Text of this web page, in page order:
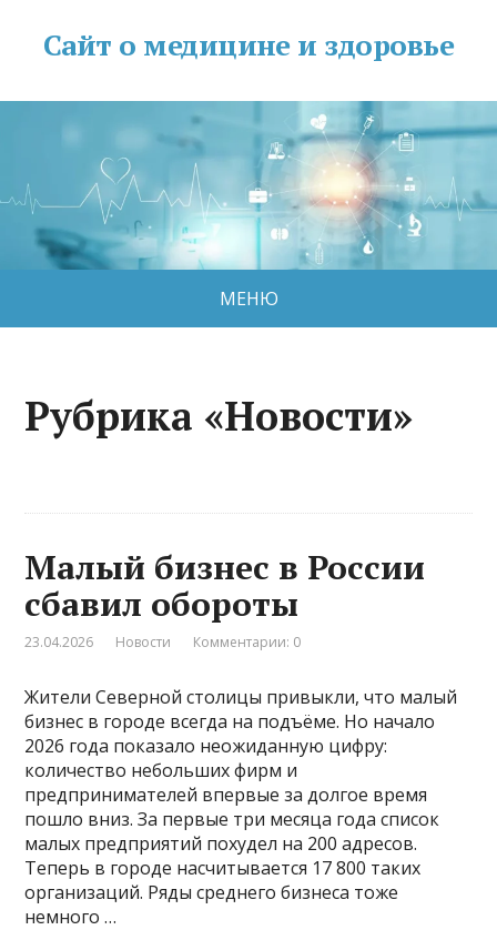
Сайт о медицине и здоровье
МЕНЮ
Рубрика «Новости»
Малый бизнес в России
сбавил обороты
23.04.2026 Новости Комментарии: 0
Жители Северной столицы привыкли, что малый
бизнес в городе всегда на подъёме. Но начало
2026 года показало неожиданную цифру:
количество небольших фирм и
предпринимателей впервые за долгое время
пошло вниз. За первые три месяца года список
малых предприятий похудел на 200 адресов.
Теперь в городе насчитывается 17 800 таких
организаций. Ряды среднего бизнеса тоже
немного …